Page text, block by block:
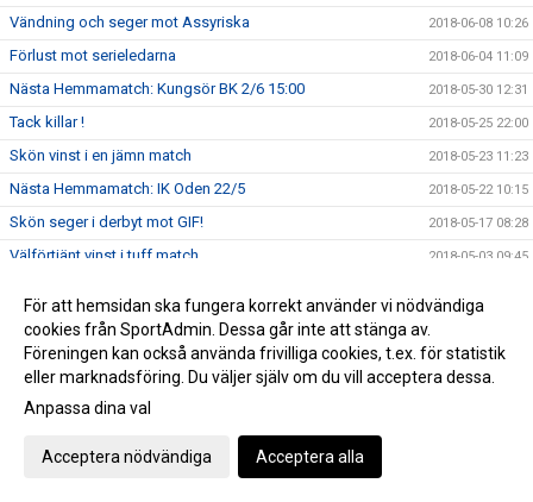
Vändning och seger mot Assyriska 2018-06-08 10:26
Förlust mot serieledarna 2018-06-04 11:09
Nästa Hemmamatch: Kungsör BK 2/6 15:00 2018-05-30 12:31
Tack killar ! 2018-05-25 22:00
Skön vinst i en jämn match 2018-05-23 11:23
Nästa Hemmamatch: IK Oden 22/5 2018-05-22 10:15
Skön seger i derbyt mot GIF! 2018-05-17 08:28
Välförtjänt vinst i tuff match 2018-05-03 09:45
Tung förlust i premiären
Nyförvärv 2018-04-21 10:28
SERIEPREMIÄR: Division 4 Västmanland 2018
Referat: Seger i genrepet
Referat Triangelns IK - Västerås BK30
För att hemsidan ska fungera korrekt använder vi nödvändiga
cookies från SportAdmin. Dessa går inte att stänga av.
Föreningen kan också använda frivilliga cookies, t.ex. för statistik
eller marknadsföring. Du väljer själv om du vill acceptera dessa.
Anpassa dina val
Acceptera nödvändiga Acceptera alla